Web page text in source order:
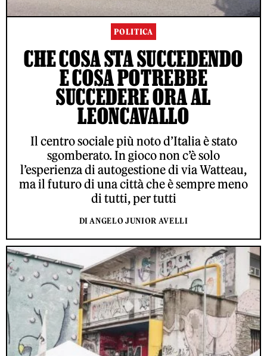
POLITICA
CHE COSA STA SUCCEDENDO
E COSA POTREBBE
SUCCEDERE ORA AL
LEONCAVALLO
Il centro sociale più noto d’Italia è stato
sgomberato. In gioco non c’è solo
l’esperienza di autogestione di via Watteau,
ma il futuro di una città che è sempre meno
di tutti, per tutti
DI ANGELO JUNIOR AVELLI